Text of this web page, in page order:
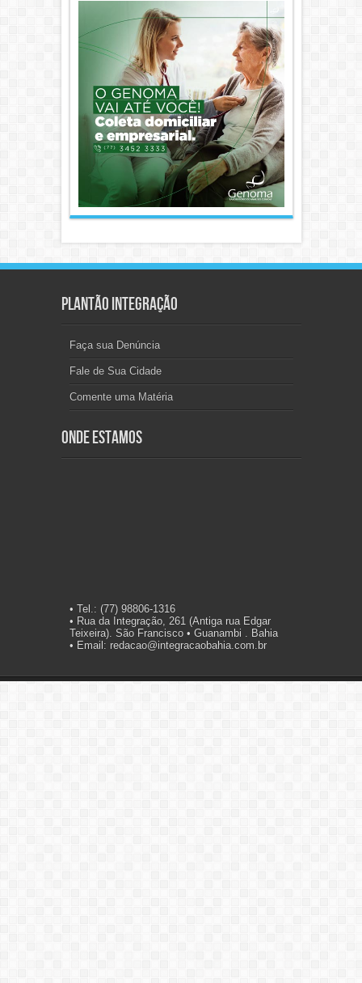
Plantão Integração
Faça sua Denúncia
Fale de Sua Cidade
Comente uma Matéria
Onde Estamos
• Tel.: (77) 98806-1316
• Rua da Integração, 261 (Antiga rua Edgar
Teixeira). São Francisco • Guanambi . Bahia
• Email: redacao@integracaobahia.com.br